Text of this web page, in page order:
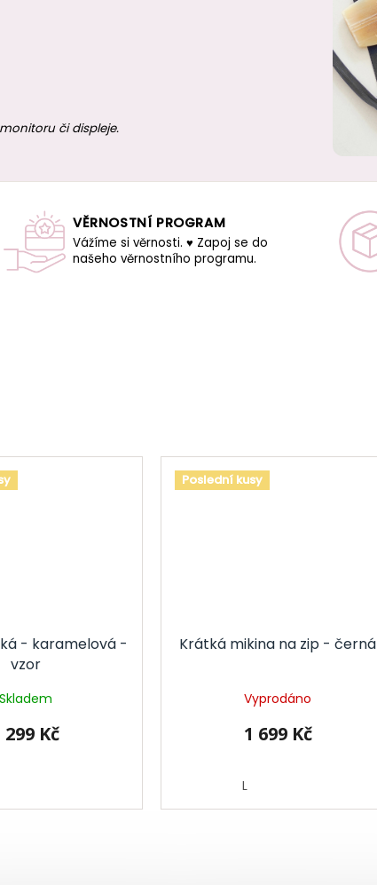
- karamelová -
vzor
Skladem
299 Kč
Poslední kusy
Krátká mikina na zip - černá
Vyprodáno
1 699 Kč
L
či displeje.
VĚRNOSTNÍ PROGRAM
Vážíme si věrnosti. ♥ Zapoj se do
našeho věrnostního programu.